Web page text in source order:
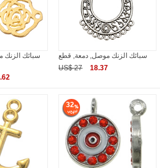
سبائك الزنك موصل, دمعة, قطع
US$ 27
18.37
32